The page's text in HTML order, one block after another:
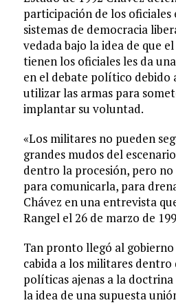
participación de los oficiales
sistemas de democracia
vedada bajo la idea de que
tienen los oficiales les da
en el debate político debido
utilizar las armas para
implantar su voluntad.
«Los militares no pueden
grandes mudos del
dentro la procesión, pero
para comunicarla, para
Chávez en una entrevista
Rangel el 26 de marzo de
Tan pronto llegó al
cabida a los militares dentro
políticas ajenas a la doctrina
la idea de una supuesta